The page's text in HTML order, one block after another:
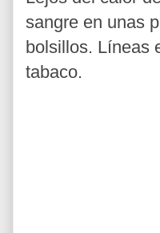
sangre en unas
bolsillos. Líneas
tabaco.